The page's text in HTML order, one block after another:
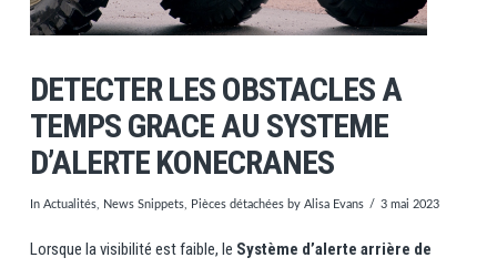
DETECTER LES OBSTACLES A
TEMPS GRACE AU SYSTEME
D’ALERTE KONECRANES
In Actualités, News Snippets, Pièces détachéesby Alisa Evans 3 mai 2023
Lorsque la visibilité est faible, le Système d’alerte arrière de